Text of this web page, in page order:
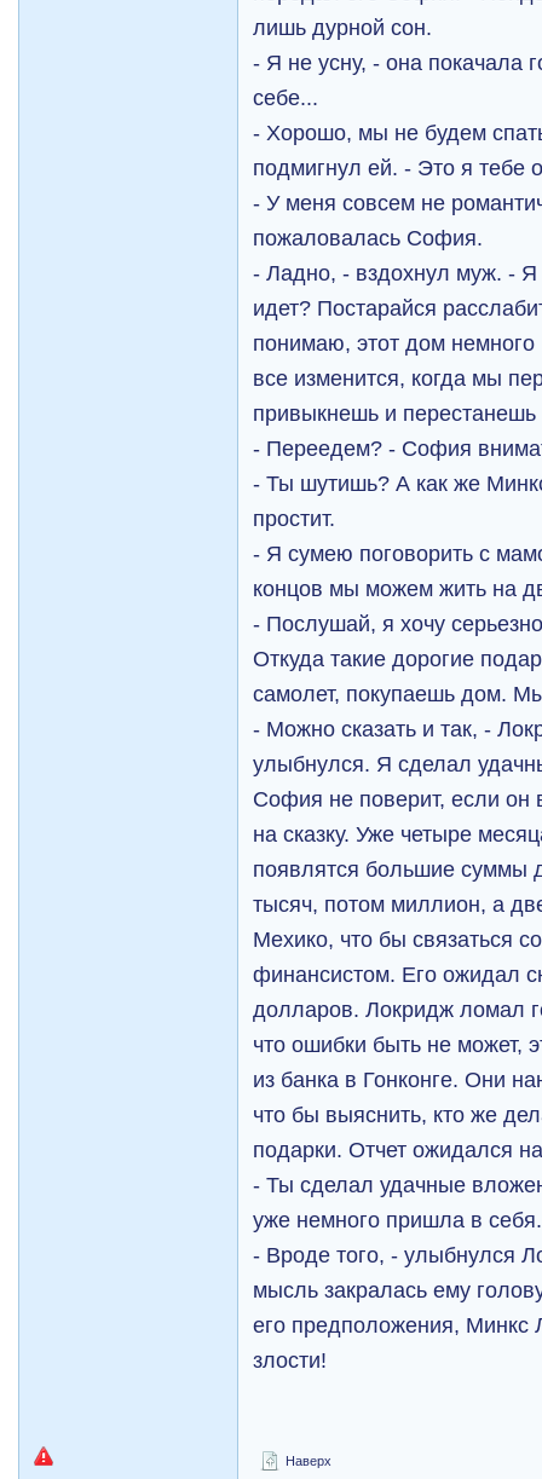
лишь дурной сон.
- Я не усну, - она покачала
себе...
- Хорошо, мы не будем
подмигнул ей. - Это я тебе
- У меня совсем не
пожаловалась София.
- Ладно, - вздохнул муж. -
идет? Постарайся
понимаю, этот дом
все изменится, когда мы
привыкнешь и перестанешь
- Переедем? - София
- Ты шутишь? А как же
простит.
- Я сумею поговорить с
концов мы можем жить на
- Послушай, я хочу
Откуда такие дорогие
самолет, покупаешь дом.
- Можно сказать и так, -
улыбнулся. Я сделал
София не поверит, если он
на сказку. Уже четыре
появлятся большие суммы
тысяч, потом миллион, а
Мехико, что бы связаться
финансистом. Его ожидал
долларов. Локридж ломал
что ошибки быть не может,
из банка в Гонконге. Они
что бы выяснить, кто же
подарки. Отчет ожидался
- Ты сделал удачные
уже немного пришла в себя.
- Вроде того, - улыбнулся
мысль закралась ему
его предположения, Минкс
злости!
Наверх